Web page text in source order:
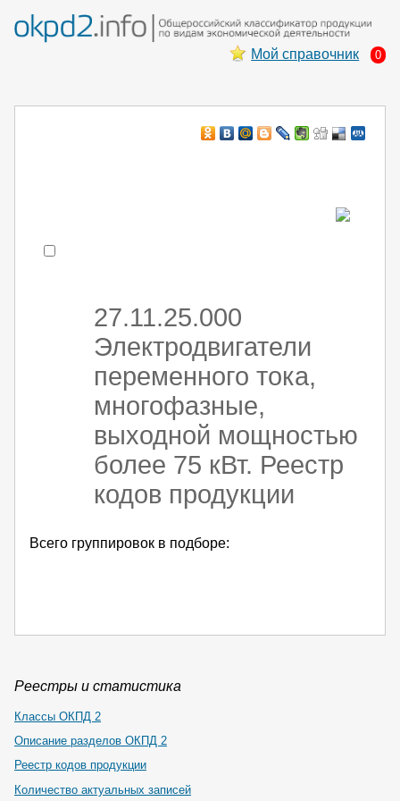
Мой справочник 0
27.11.25.000
Электродвигатели
переменного тока,
многофазные,
выходной мощностью
более 75 кВт. Реестр
кодов продукции
Всего группировок в подборе:
Реестры и статистика
Классы ОКПД 2
Описание разделов ОКПД 2
Реестр кодов продукции
Количество актуальных записей